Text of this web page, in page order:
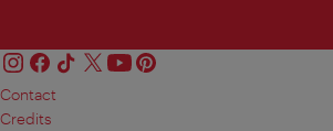
Contact
Credits